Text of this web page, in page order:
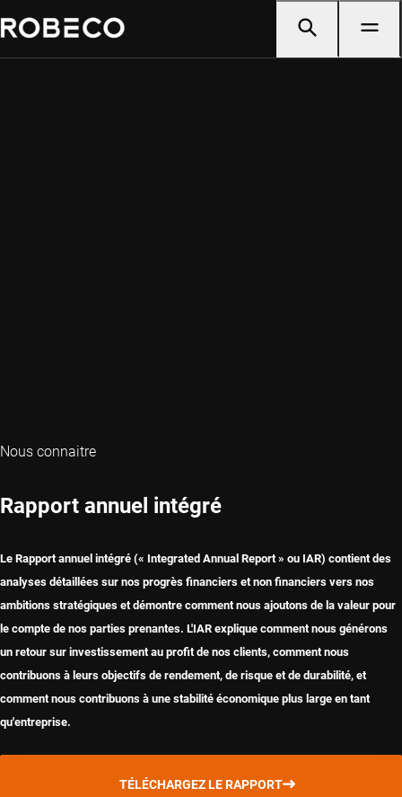
Nous connaitre
Rapport annuel intégré
Le Rapport annuel intégré (« Integrated Annual Report » ou IAR) contient des
analyses détaillées sur nos progrès financiers et non financiers vers nos
ambitions stratégiques et démontre comment nous ajoutons de la valeur pour
le compte de nos parties prenantes. L'IAR explique comment nous générons
un retour sur investissement au profit de nos clients, comment nous
contribuons à leurs objectifs de rendement, de risque et de durabilité, et
comment nous contribuons à une stabilité économique plus large en tant
qu'entreprise.
TÉLÉCHARGEZ LE RAPPORT